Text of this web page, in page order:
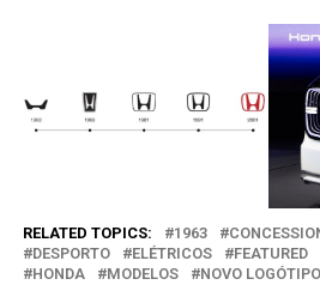
RELATED TOPICS: 1963
DESPORTO
ELÉTRICOS FEATURED
HONDA
MODELOS NOVO LOGÓTIPO